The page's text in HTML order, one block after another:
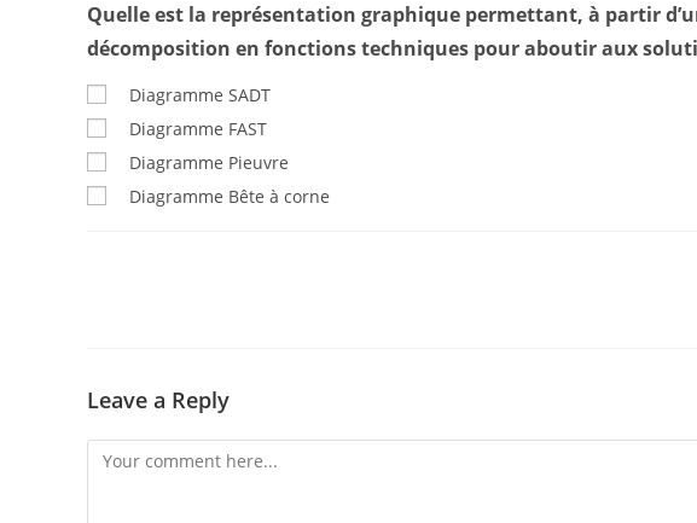
Quelle est la représentation graphique permettant, à partir
décomposition en fonctions techniques pour aboutir aux
Diagramme SADT
Diagramme FAST
Diagramme Pieuvre
Diagramme Bête à corne
Leave a Reply
Comment